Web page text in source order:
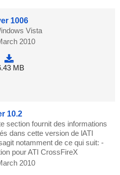
1006
Vista
2010
MB
10.2
section fournit des informations
dans cette version de lATI
notamment de ce qui suit: -
pour ATI CrossFireX
2010